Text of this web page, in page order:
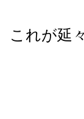
これが延